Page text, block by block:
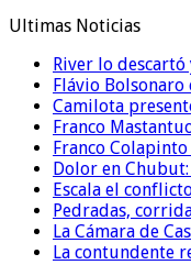
Ultimas Noticias
River lo
Flávio
Camilota
Franco
Franco
Dolor en
Escala el
Pedradas,
La Cámara de
La contundente